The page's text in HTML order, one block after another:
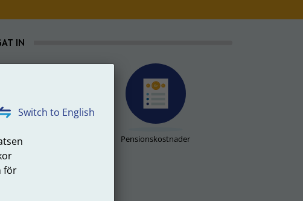
Switch to English
för
IN
Pensionskostnader